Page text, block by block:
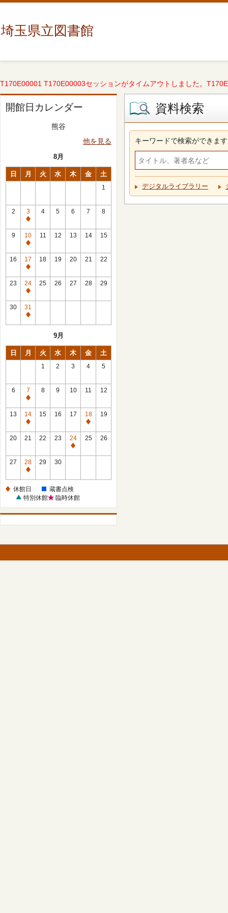
埼玉県立図書館
T170E00001 T170E00003セッションがタイムアウトしました。
開館日カレンダー
熊谷
他を見る
8月
日 月 火 水 木 金 土
1
2
3
休
館
日
4 5 6 7 8
9
10
休
館
日
11 12 13 14 15
16
17
休
館
日
18 19 20 21 22
23
24
休
館
日
25 26 27 28 29
30
31
休
9月
日 月 火 水 木 金 土
1 2 3 4 5
6
7
休
館
日
8 9 10 11 12
13
14
休
館
15 16 17
18
休
館
19
20 21 22 23
24
休
25 26
27
28
休
日
29 30
休館日
蔵書点検
特別休館
臨時休館
資料検索
キーワードで検索ができます
デジタルライブラリー